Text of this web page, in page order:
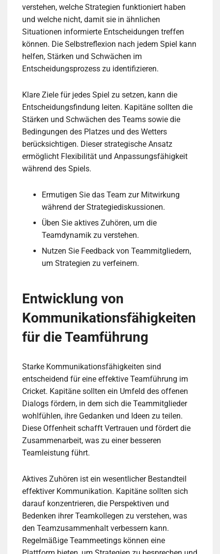
verstehen, welche Strategien funktioniert haben
und welche nicht, damit sie in ähnlichen
Situationen informierte Entscheidungen treffen
können. Die Selbstreflexion nach jedem Spiel kann
helfen, Stärken und Schwächen im
Entscheidungsprozess zu identifizieren.
Klare Ziele für jedes Spiel zu setzen, kann die
Entscheidungsfindung leiten. Kapitäne sollten die
Stärken und Schwächen des Teams sowie die
Bedingungen des Platzes und des Wetters
berücksichtigen. Dieser strategische Ansatz
ermöglicht Flexibilität und Anpassungsfähigkeit
während des Spiels.
Ermutigen Sie das Team zur Mitwirkung
während der Strategiediskussionen.
Üben Sie aktives Zuhören, um die
Teamdynamik zu verstehen.
Nutzen Sie Feedback von Teammitgliedern,
um Strategien zu verfeinern.
Entwicklung von
Kommunikationsfähigkeiten
für die Teamführung
Starke Kommunikationsfähigkeiten sind
entscheidend für eine effektive Teamführung im
Cricket. Kapitäne sollten ein Umfeld des offenen
Dialogs fördern, in dem sich die Teammitglieder
wohlfühlen, ihre Gedanken und Ideen zu teilen.
Diese Offenheit schafft Vertrauen und fördert die
Zusammenarbeit, was zu einer besseren
Teamleistung führt.
Aktives Zuhören ist ein wesentlicher Bestandteil
effektiver Kommunikation. Kapitäne sollten sich
darauf konzentrieren, die Perspektiven und
Bedenken ihrer Teamkollegen zu verstehen, was
den Teamzusammenhalt verbessern kann.
Regelmäßige Teammeetings können eine